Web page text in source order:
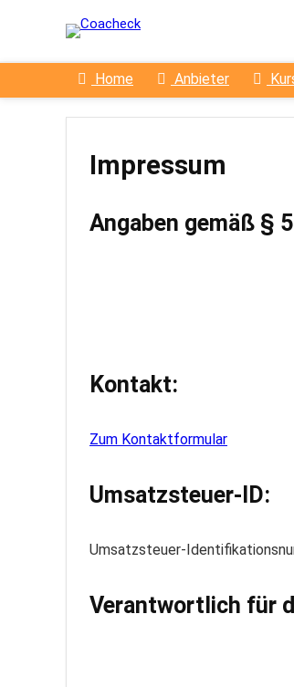
Home Anbieter
Impressum
Angaben gemäß §
Kontakt:
Zum Kontaktformular
Umsatzsteuer-ID:
Umsatzsteuer-
Verantwortlich für